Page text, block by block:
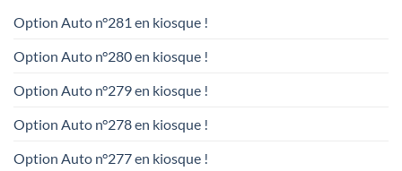
Option Auto n°281 en kiosque !
Option Auto n°280 en kiosque !
Option Auto n°279 en kiosque !
Option Auto n°278 en kiosque !
Option Auto n°277 en kiosque !